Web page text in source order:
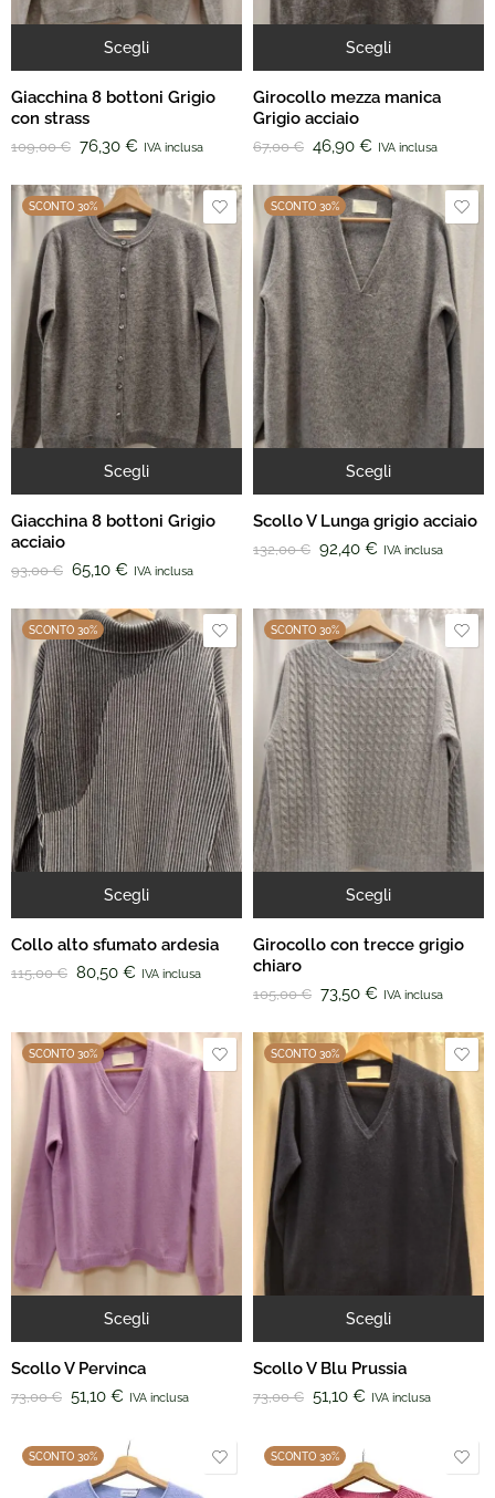
Scegli
Giacchina 8 bottoni Grigio
con strass
109,00€ 76,30 € IVA inclusa
Scegli
Girocollo mezza manica
Grigio acciaio
67,00€ 46,90 € IVA inclusa
SCONTO 30%
Scegli
Giacchina 8 bottoni Grigio
acciaio
93,00€ 65,10 € IVA inclusa
SCONTO 30%
Scegli
Scollo V Lunga grigio acciaio
132,00€ 92,40 € IVA inclusa
SCONTO 30%
Scegli
Collo alto sfumato ardesia
115,00€ 80,50 € IVA inclusa
SCONTO 30%
Scegli
Girocollo con trecce grigio
chiaro
105,00€ 73,50 € IVA inclusa
SCONTO 30%
Scegli
Scollo V Pervinca
73,00€ 51,10 € IVA inclusa
SCONTO 30%
Scegli
Scollo V Blu Prussia
73,00€ 51,10 € IVA inclusa
SCONTO 30% SCONTO 30%